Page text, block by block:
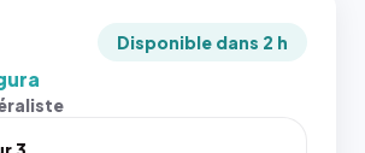
Disponible dans 2 h